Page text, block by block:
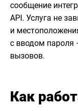
сообщение
API. Услуга не
и
с вводом пароля
вызовов.
Как